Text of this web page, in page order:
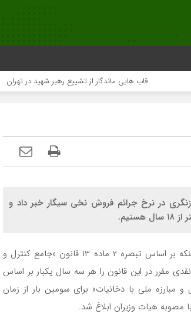
قاب هایی ماندگار از تشییع رهبر شهید در تهران
در نرخ جرائم فروش نخی سیگار خبر داد و
به گزارش پایگاه خبری تحلیلی «سفیرافلاک»، بهزاد ولی‌زاده با بیان اینکه بر اساس تبصره ۲ ماده ۱۳ قانون «جامع کنترل و
مقرر در این قانون را هر سه سال یکبار بر اساس
مبارزه ملی با دخانیات» برای سومین بار از زمان